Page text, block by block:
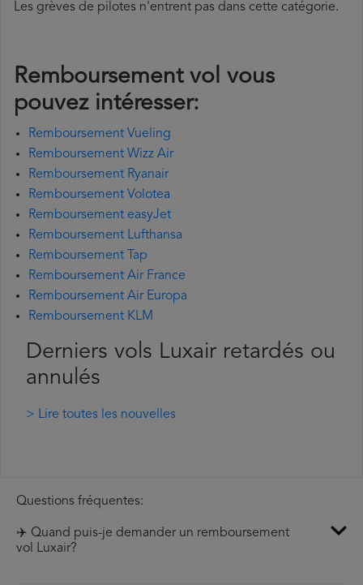
Les grèves de pilotes n'entrent pas dans cette catégorie.
Remboursement vol vous
pouvez intéresser:
Remboursement Vueling
Remboursement Wizz Air
Remboursement Ryanair
Remboursement Volotea
Remboursement easyJet
Remboursement Lufthansa
Remboursement Tap
Remboursement Air France
Remboursement Air Europa
Remboursement KLM
Derniers vols Luxair retardés ou
annulés
> Lire toutes les nouvelles
Questions fréquentes:
✈️ Quand puis-je demander un remboursement
vol Luxair?